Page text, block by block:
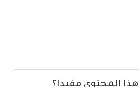
المحتوى مفيدا؟